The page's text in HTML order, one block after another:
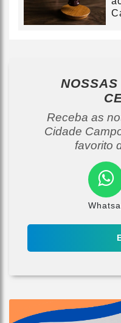
Receba as
Cidade
favorito